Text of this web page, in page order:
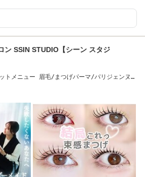
ン SSIN STUDIO【シーン スタジ
トメニュー 眉毛/まつげパーマ/パリジェンヌ/